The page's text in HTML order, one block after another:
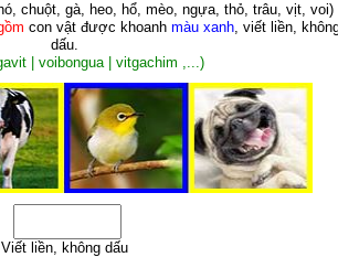
chuột, gà, heo, hổ, mèo, ngựa, thỏ, trâu, vịt, voi)
con vật được khoanh màu xanh, viết liền,
dấu.
| voibongua | vitgachim ,...)
Viết liền, không dấu